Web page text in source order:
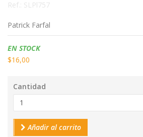
Ref.: SLPl757
Patrick Farfal
Disponibilidad:
EN STOCK
$16,00
Cantidad
Añadir al carrito